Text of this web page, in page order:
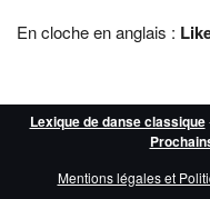
En cloche en anglais :
Lexique de danse classique
Mentions légales et